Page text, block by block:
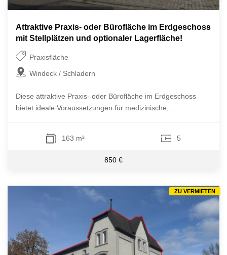
Attraktive Praxis- oder Bürofläche im Erdgeschoss
mit Stellplätzen und optionaler Lagerfläche!
Praxisfläche
Windeck / Schladern
Diese attraktive Praxis- oder Bürofläche im Erdgeschoss
bietet ideale Voraussetzungen für medizinische,...
163 m² 5
850 €
ZU VERMIETEN